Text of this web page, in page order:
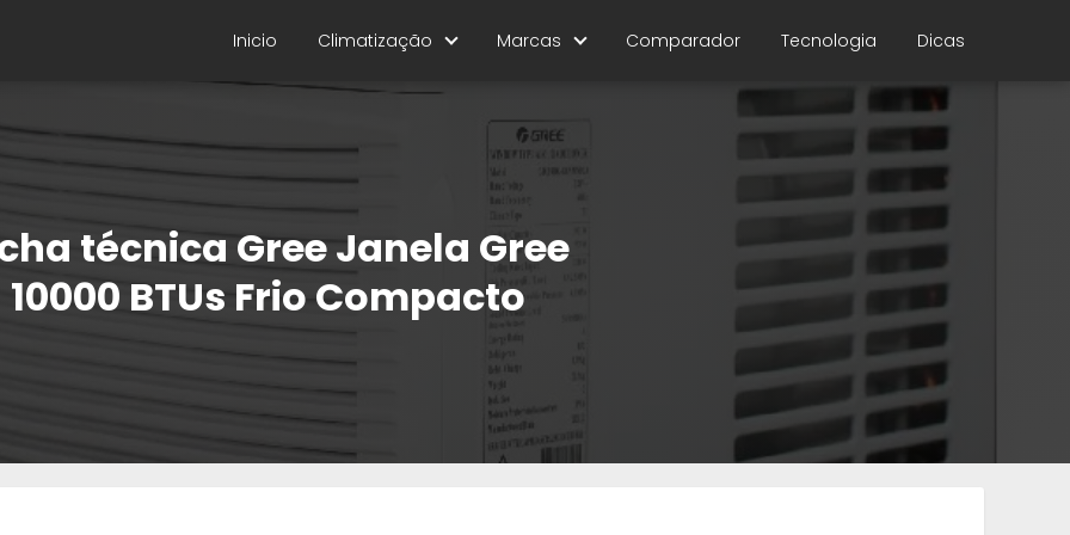
Inicio Climatização Marcas Comparador Tecnologia Dicas
técnica Gree Janela Gree
10000 BTUs Frio Compacto